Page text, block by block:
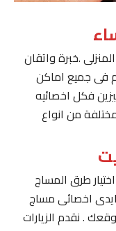
.خبرة واتقان
جميع اماكن
فكل اخصائيه
من انواع
طرق المساج
اخصائى مساج
. نقدم الزيارات